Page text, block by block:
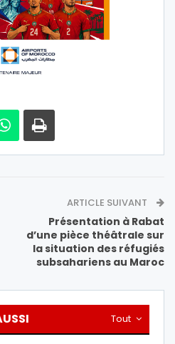
ARTICLE SUIVANT
Présentation à Rabat
d’une pièce théâtrale sur
la situation des réfugiés
subsahariens au Maroc
Tout